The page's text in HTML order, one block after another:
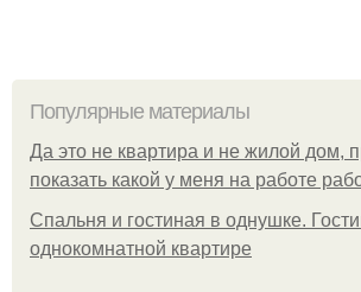
Популярные материалы
Да это не квартира и не жилой дом,
показать какой у меня на работе
Спальня и гостиная в однушке.
однокомнатной квартире